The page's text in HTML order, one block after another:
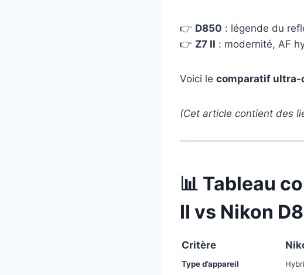
👉 D850 : légende du
👉 Z7 II : modernité, AF
Voici le comparatif ultra-
(Cet article contient des
📊 Tableau
II vs Nikon
Critère
Type d’appareil